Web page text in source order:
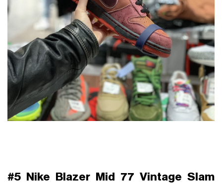
#5 Nike Blazer Mid 77 Vintage Slam